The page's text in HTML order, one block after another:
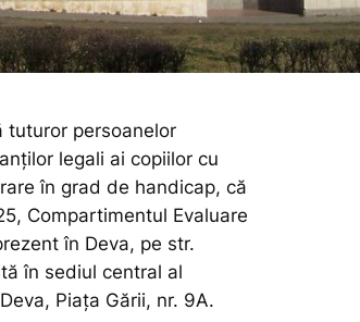
tuturor persoanelor
legali ai copiilor cu
în grad de handicap, că
Compartimentul Evaluare
în Deva, pe str.
în sediul central al
Piața Gării, nr. 9A.